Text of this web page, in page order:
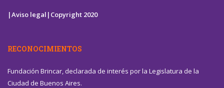
|Aviso legal| Copyright 2020
RECONOCIMIENTOS
Fundación Brincar, declarada de interés por la Legislatura de la
Ciudad de Buenos Aires.